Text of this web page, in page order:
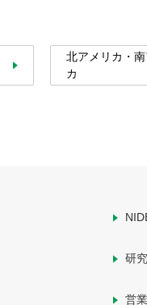
北アメリカ・南
カ
研
営